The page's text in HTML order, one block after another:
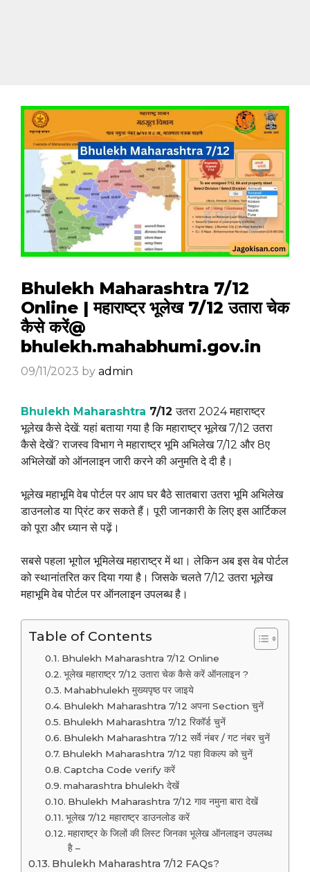
Bhulekh Maharashtra 7/12
Online | महाराष्ट्र भूलेख 7/12 उतारा चेक
कैसे करें@
bhulekh.mahabhumi.gov.in
09/11/2023 by admin
Bhulekh Maharashtra 7/12उतरा 2024 महाराष्ट्र
भूलेख कैसे देखें: यहां बताया गया है कि महाराष्ट्र भूलेख 7/12 उतरा
कैसे देखें? राजस्व विभाग ने महाराष्ट्र भूमि अभिलेख 7/12 और 8ए
अभिलेखों को ऑनलाइन जारी करने की अनुमति दे दी है।
भूलेख महाभूमि वेब पोर्टल पर आप घर बैठे सातबारा उतरा भूमि अभिलेख
डाउनलोड या प्रिंट कर सकते हैं। पूरी जानकारी के लिए इस आर्टिकल
को पूरा और ध्यान से पढ़ें।
सबसे पहला भूगोल भूमिलेख महाराष्ट्र में था। लेकिन अब इस वेब पोर्टल
को स्थानांतरित कर दिया गया है। जिसके चलते 7/12 उतरा भूलेख
महाभूमि वेब पोर्टल पर ऑनलाइन उपलब्ध है।
Table of Contents
Bhulekh Maharashtra 7/12 Online
भूलेख महाराष्ट्र 7/12 उतारा चेक कैसे करें ऑनलाइन ?
Mahabhulekh मुख्यपृष्ठ पर जाइये
Bhulekh Maharashtra 7/12 अपना Section चुनें
Bhulekh Maharashtra 7/12 रिकॉर्ड चुनें
Bhulekh Maharashtra 7/12 सर्वे नंबर / गट नंबर चुनें
Bhulekh Maharashtra 7/12 पहा विकल्प को चुनें
Captcha Code verify करें
maharashtra bhulekh देखें
Bhulekh Maharashtra 7/12 गाव नमुना बारा देखें
भूलेख 7/12 महाराष्ट्र डाउनलोड करें
महाराष्ट्र के जिलों की लिस्ट जिनका भूलेख ऑनलाइन उपलब्ध
है –
Bhulekh Maharashtra 7/12 FAQs?